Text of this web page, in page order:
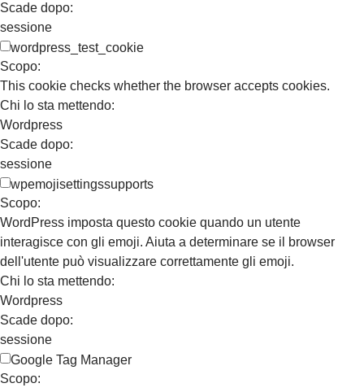
Scade dopo:
sessione
wordpress_test_cookie
Scopo:
This cookie checks whether the browser accepts cookies.
Chi lo sta mettendo:
Wordpress
Scade dopo:
sessione
wpemojisettingssupports
Scopo:
WordPress imposta questo cookie quando un utente
interagisce con gli emoji. Aiuta a determinare se il browser
dell'utente può visualizzare correttamente gli emoji.
Chi lo sta mettendo:
Wordpress
Scade dopo:
sessione
Google Tag Manager
Scopo: